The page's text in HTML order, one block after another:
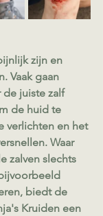
zijn en
Vaak gaan
de juiste zalf
de huid te
verlichten en het
Waar
zalven slechts
biedt de
Kruiden een